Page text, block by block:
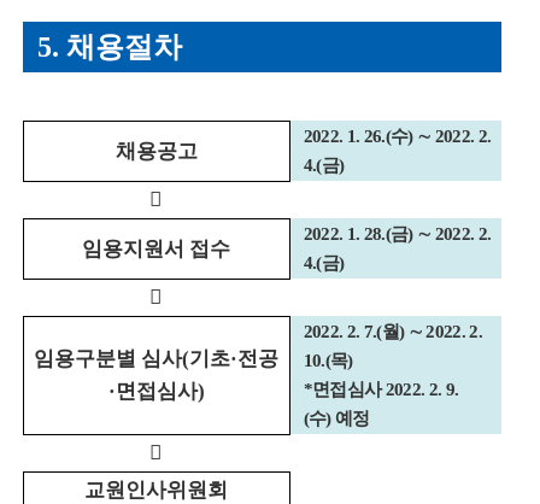
5. 채용절차
채용공고
2022. 1. 26.(수) ∼ 2022. 2.
4.(금)

임용지원서 접수
2022. 1. 28.(금) ∼ 2022. 2.
4.(금)

임용구분별 심사(기초·전공
·면접심사)
2022. 2. 7.(월) ∼2022. 2.
10.(목)
*면접심사2022. 2. 9.
(수) 예정

교원인사위원회